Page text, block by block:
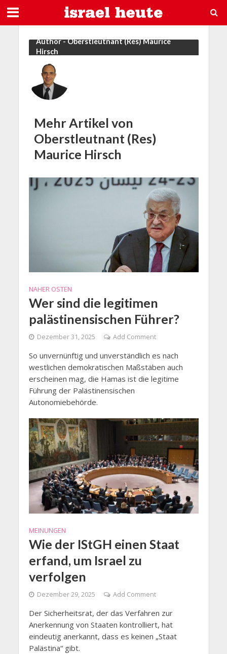
Author - Oberstleutnant (Res) Maurice
Hirsch
Mehr Artikel von
Oberstleutnant (Res)
Maurice Hirsch
NAHER OSTEN
Wer sind die legitimen
palästinensischen Führer?
Dezember 31, 2025 Add Comment
So unvernünftig und unverständlich es nach
westlichen demokratischen Maßstäben auch
erscheinen mag, die Hamas ist die legitime
Führung der Palästinensischen
Autonomiebehörde.
MEINUNGEN
Wie der IStGH einen Staat
erfand, um Israel zu
verfolgen
Dezember 29, 2025 Add Comment
Der Sicherheitsrat, der das Verfahren zur
Anerkennung von Staaten kontrolliert, hat
eindeutig anerkannt, dass es keinen „Staat
Palästina“ gibt.